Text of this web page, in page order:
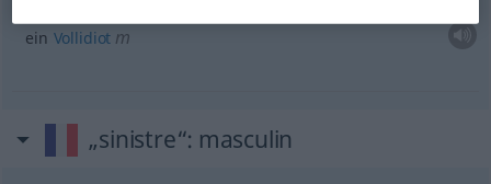
ein Vollidiot m
„sinistre“: masculin